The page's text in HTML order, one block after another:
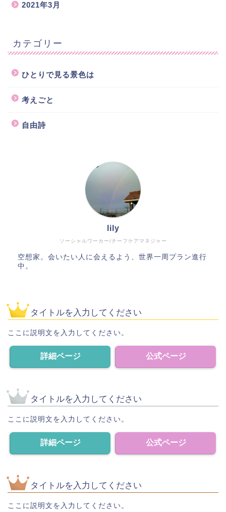
2021年3月
カテゴリー
ひとりで見る景色は
考えごと
自由詩
ソーシャルワーカー/チーフケアマネジャー
lily
空想家。会いたい人に会えるよう、世界一周プラン進行
中。
タイトルを入力してください
ここに説明文を入力してください。
詳細ページ 公式ページ
タイトルを入力してください
ここに説明文を入力してください。
詳細ページ 公式ページ
タイトルを入力してください
ここに説明文を入力してください。